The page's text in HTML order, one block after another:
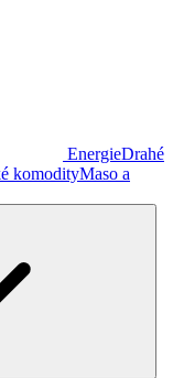
EnergieDrahé
komodityMaso a